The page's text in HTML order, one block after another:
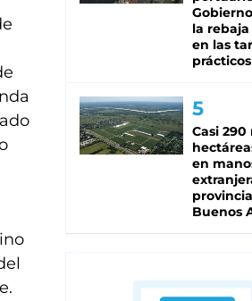
la rebaja
en las
prácticos
Casi 290
en
Buenos